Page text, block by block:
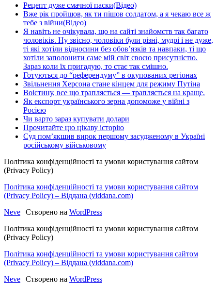
Рецепт дуже смачної паски(Відео)
Вже рік пройшов, як ти пішов солдатом, а я чекаю все ж
тебе з війни(Відео)
Я навіть не очікувала, що на сайті знайомств так багато
чоловіків. Ну звісно, чоловіки були різні, мудрі і не дуже,
ті які хотіли відносини без обов’язків та навпаки, ті що
хотіли заполонити саме мій світ своєю присутністю.
Зараз коли їх пригадую, то стає так смішно.
Готуються до “референдуму” в окупованих регіонах
Звільнення Херсона стане кінцем для режиму Путіна
Воістину, все що трапляється — трапляється на краще.
Як експорт українського зерна допоможе у війні з
Росією
Чи варто зараз купувати долари
Прочитайте цю цікаву історію
Суд пом’якшив вирок першому засудженому в Україні
російському військовому
Політика конфіденційності та умови користування сайтом
(Privacy Policy)
Політика конфіденційності та умови користування сайтом
(Privacy Policy) – Віддана (viddana.com)
Neve | Створено на WordPress
Політика конфіденційності та умови користування сайтом
(Privacy Policy)
Політика конфіденційності та умови користування сайтом
(Privacy Policy) – Віддана (viddana.com)
Neve | Створено на WordPress